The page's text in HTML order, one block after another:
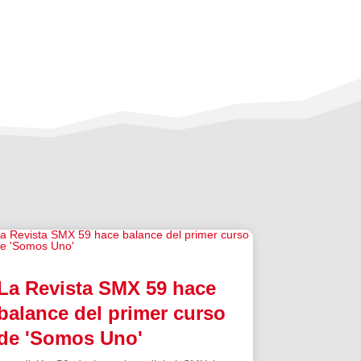
Revista SMX 59 hace
del primer curso
'Somos Uno'